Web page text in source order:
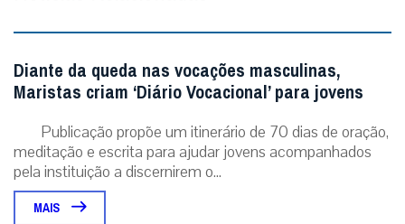
Diante da queda nas vocações masculinas,
Maristas criam ‘Diário Vocacional’ para jovens
Publicação propõe um itinerário de 70 dias de oração,
meditação e escrita para ajudar jovens acompanhados
pela instituição a discernirem o...
MAIS